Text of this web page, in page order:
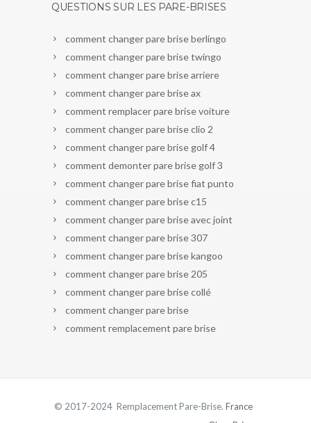
QUESTIONS SUR LES PARE-BRISES
comment changer pare brise berlingo
comment changer pare brise twingo
comment changer pare brise arriere
comment changer pare brise ax
comment remplacer pare brise voiture
comment changer pare brise clio 2
comment changer pare brise golf 4
comment demonter pare brise golf 3
comment changer pare brise fiat punto
comment changer pare brise c15
comment changer pare brise avec joint
comment changer pare brise 307
comment changer pare brise kangoo
comment changer pare brise 205
comment changer pare brise collé
comment changer pare brise
comment remplacement pare brise
© 2017-2024 Remplacement Pare-Brise. France